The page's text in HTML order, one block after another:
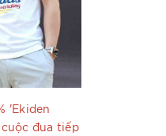
'Ekiden
đua tiếp